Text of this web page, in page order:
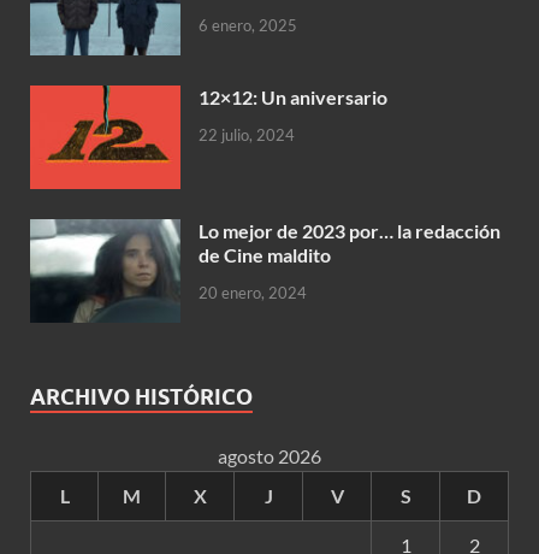
6 enero, 2025
12×12: Un aniversario
22 julio, 2024
Lo mejor de 2023 por… la redacción
de Cine maldito
20 enero, 2024
ARCHIVO HISTÓRICO
agosto 2026
L
M X J V S D
1 2